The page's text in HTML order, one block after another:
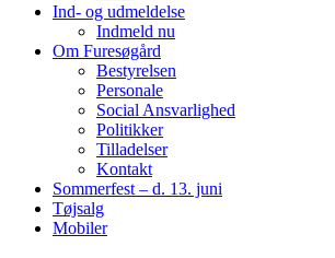
Ind- og udmeldelse
Indmeld nu
Om Furesøgård
Bestyrelsen
Personale
Social Ansvarlighed
Politikker
Tilladelser
Kontakt
Sommerfest – d. 13. juni
Tøjsalg
Mobiler